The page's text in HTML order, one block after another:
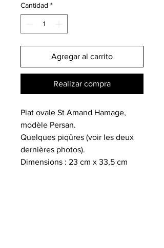
Cantidad *
Agregar al carrito
Realizar compra
Plat ovale St Amand Hamage,
modèle Persan.
Quelques piqûres (voir les deux
dernières photos).
Dimensions : 23 cm x 33,5 cm